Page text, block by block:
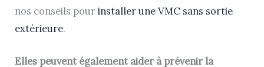
nos conseils pourinstaller une VMC sans sortie
extérieure.
Elles peuvent également aider à prévenir la